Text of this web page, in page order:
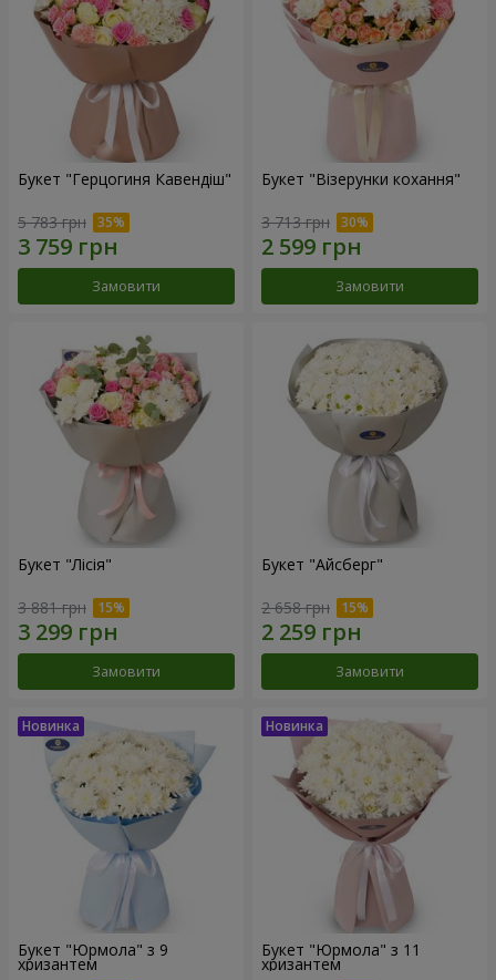
Букет "Герцогиня Кавендіш"
5 783 грн
Замовити
Букет "Візерунки кохання"
3 713 грн
Замовити
Букет "Лісія"
3 881 грн
Замовити
Букет "Айсберг"
2 658 грн
Замовити
Букет "Юрмола" з 9
хризантем
Букет "Юрмола" з 11
хризантем